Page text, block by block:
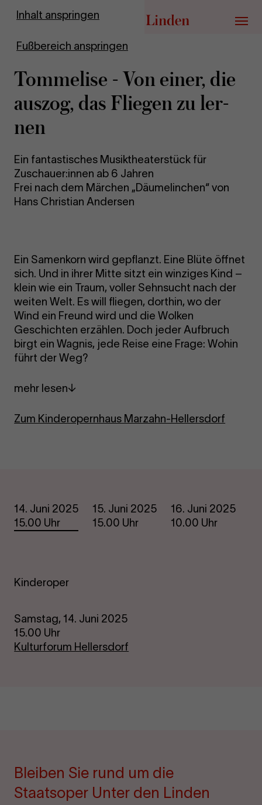
Inhalt anspringen
Fußbereich anspringen
Zur Startseite
Menü
Tom­me­li­se - Von einer, die
aus­zog, das Flie­gen zu ler­
nen
Ein fantastisches Musiktheaterstück für
Zuschauer:innen ab 6 Jahren
Frei nach dem Märchen „Däumelinchen“ von
Hans Christian Andersen
Ein Samenkorn wird gepflanzt. Eine Blüte öffnet
sich. Und in ihrer Mitte sitzt ein winziges Kind –
klein wie ein Traum, voller Sehnsucht nach der
weiten Welt. Es will fliegen, dorthin, wo der
Wind ein Freund wird und die Wolken
Geschichten erzählen. Doch jeder Aufbruch
birgt ein Wagnis, jede Reise eine Frage: Wohin
führt der Weg?
mehr lesen
Zum Kinderopernhaus Marzahn-Hellersdorf
Termine
14. Juni 2025
15.00 Uhr
15. Juni 2025
15.00 Uhr
16. Juni 2025
10.00 Uhr
Kinderoper
Samstag, 14. Juni 2025
15.00 Uhr
Kulturforum Hellersdorf
Bleiben Sie rund um die
Staatsoper Unter den Linden